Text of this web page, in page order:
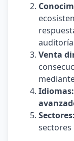
Venta
Idiomas:
Sectores:
sectores